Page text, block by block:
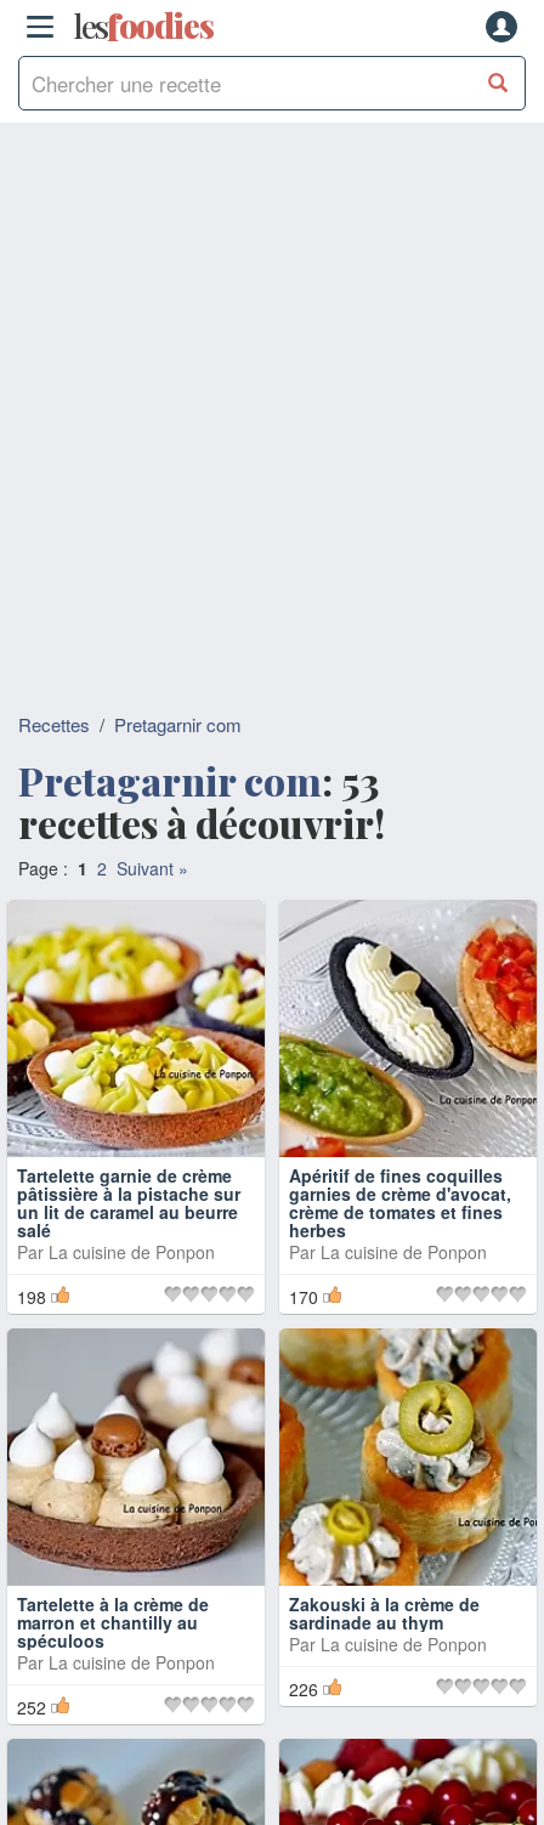
lesfoodies
Recettes / Pretagarnir com
Pretagarnir com: 53
recettes à découvrir!
Page : 1 2 Suivant »
Tartelette garnie de crème
pâtissière à la pistache sur
un lit de caramel au beurre
salé
Par La cuisine de Ponpon
198
Apéritif de fines coquilles
garnies de crème d'avocat,
crème de tomates et fines
herbes
Par La cuisine de Ponpon
170
Tartelette à la crème de
marron et chantilly au
spéculoos
Par La cuisine de Ponpon
252
Zakouski à la crème de
sardinade au thym
Par La cuisine de Ponpon
226